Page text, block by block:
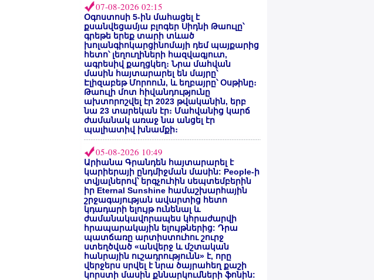
07-08-2026 02:15
Օգոստոսի 5-ին մահացել է
քսանվեցամյա բլոգեր Սիդնի Թաուլը՝
գրեթե երեք տարի տևած
խոլանգիոկարցինոմայի դեմ պայքարից
հետո՝ լեղուղիների հազվագյուտ,
ագրեսիվ քաղցկեղ։ Նրա մահվան
մասին հայտարարել են մայրը՝
Էլիզաբեթ Մորոուն, և եղբայրը՝ Օսթինը։
Թաուլի մոտ հիվանդությունը
ախտորոշվել էր 2023 թվականին, երբ
նա 23 տարեկան էր։ Մահվանից կարճ
ժամանակ առաջ նա անցել էր
պալիատիվ խնամքի։
05-08-2026 10:49
Արիանա Գրանդեն հայտարարել է
կարիերայի ընդմիջման մասին: People-ի
տվյալներով՝ երգչուհին սեպտեմբերին
իր Eternal Sunshine համաշխարհային
շրջագայության ավարտից հետո
կդադարի ելույթ ունենալ և
ժամանակավորապես կհրաժարվի
հրապարակային ելույթներից: Դրա
պատճառը արտիստուհու շուրջ
ստեղծված «անվերջ և մշտական
հանրային ուշադրությունն» է, որը
վերջերս սրվել է նրա ծայրահեղ քաշի
կորստի մասին քննարկումների ֆոնին: